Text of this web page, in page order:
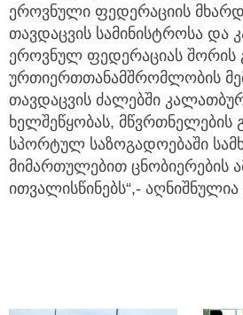
ეროვნული ფედერაციის
თავდაცვის სამინისტროსა და
ეროვნულ ფედერაციას
ურთიერთთანამშრომლობის
თავდაცვის ძალებში
ხელშეწყობას, მწვრთნელების
სპორტულ საზოგადოებაში
მიმართულებით ცნობიერების
ითვალისწინებს“,-